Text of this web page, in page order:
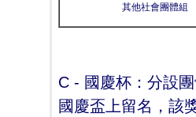
其他社會團體組
C - 國慶杯：分設
國慶盃上留名，該